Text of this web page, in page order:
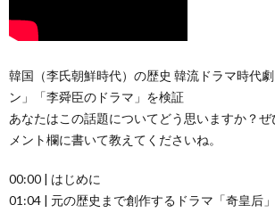
韓国（李氏朝鮮時代）の歴史 韓流ドラマ時代
ン」「李舜臣のドラマ」を検証
あなたはこの話題についてどう思いますか？
メント欄に書いて教えてくださいね。
00:00 | はじめに
01:04 | 元の歴史まで創作するドラマ「奇皇后」